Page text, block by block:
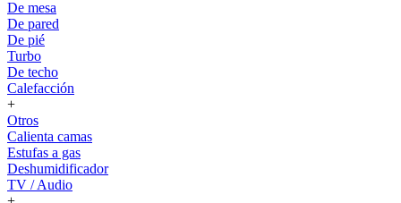
De mesa
De pared
De pié
Turbo
De techo
Calefacción
+
Otros
Calienta camas
Estufas a gas
Deshumidificador
TV / Audio